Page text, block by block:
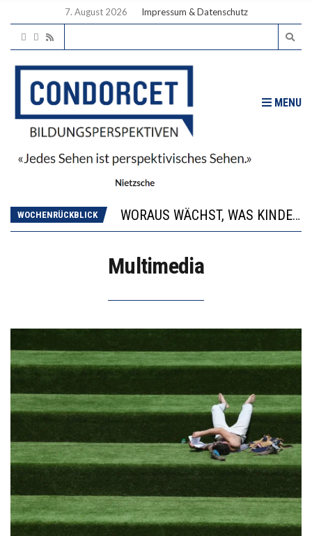
7. August 2026 Impressum & Datenschutz
MENU
WOCHENRÜCKBLICK
WORAUS WÄCHST, WAS KINDER TRÄGT
“WIR BEOBACHTEN EINEN REGELRECHTEN STURZFLUG BEI DEN LERNLEISTUNGEN”
Multimedia